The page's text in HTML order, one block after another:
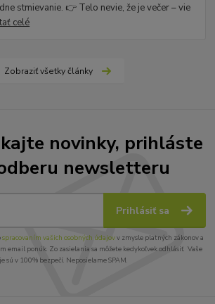
stmievanie. 👉 Telo nevie, že je večer – vie
celé
Zobraziť všetky články
novinky, prihláste
newsletteru
Prihlásiť sa
spracovaním vašich osobných údajovv zmysle platných zákonov a
email ponúk. Zo zasielania sa môžete kedykoľvek odhlásiť. Vaše
sú v 100% bezpečí. Neposielame SPAM.